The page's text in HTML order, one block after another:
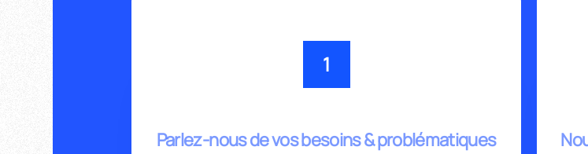
1
Parlez-nous de vos besoins & problématiques